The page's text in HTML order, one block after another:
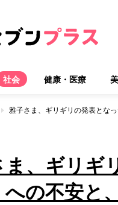
社会 健康・医療
ま、ギリギ
への不安と